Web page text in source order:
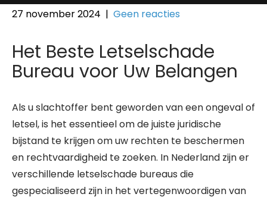
27 november 2024 | Geen reacties
Het Beste Letselschade
Bureau voor Uw Belangen
Als u slachtoffer bent geworden van een ongeval of
letsel, is het essentieel om de juiste juridische
bijstand te krijgen om uw rechten te beschermen
en rechtvaardigheid te zoeken. In Nederland zijn er
verschillende letselschade bureaus die
gespecialiseerd zijn in het vertegenwoordigen van